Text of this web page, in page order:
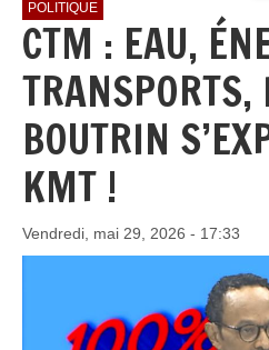
POLITIQUE
CTM : EAU,
TRANSPORTS,
BOUTRIN
KMT !
Vendredi, mai 29, 2026 - 17:33